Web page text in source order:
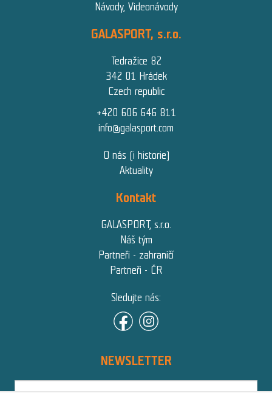
Návody, Videonávody
GALASPORT, s.r.o.
Tedražice 82
342 01 Hrádek
Czech republic
+420 606 646 811
info@galasport.com
O nás (i historie)
Aktuality
Kontakt
GALASPORT, s.r.o.
Náš tým
Partneři - zahraničí
Partneři - ČR
Sledujte nás:
NEWSLETTER